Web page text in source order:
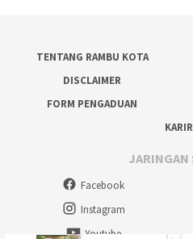
TENTANG RAMBU KOTA
DISCLAIMER
FORM PENGADUAN
KARIR
JARINGAN
Facebook
Instagram
Youtube